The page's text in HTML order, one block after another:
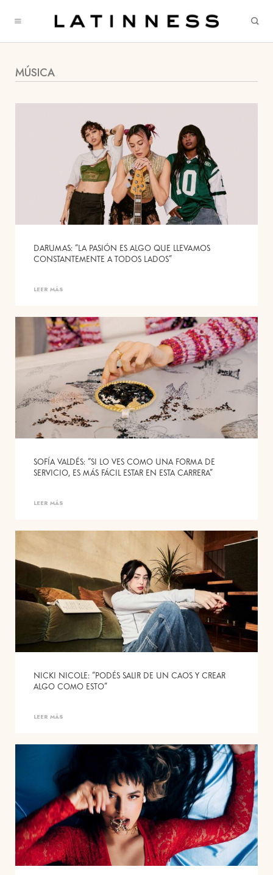
MÚSICA
DARUMAS: “LA PASIÓN ES ALGO QUE LLEVAMOS
CONSTANTEMENTE A TODOS LADOS”
LEER MÁS
SOFÍA VALDÉS: “SI LO VES COMO UNA FORMA DE
SERVICIO, ES MÁS FÁCIL ESTAR EN ESTA CARRERA”
LEER MÁS
NICKI NICOLE: “PODÉS SALIR DE UN CAOS Y CREAR
ALGO COMO ESTO”
LEER MÁS